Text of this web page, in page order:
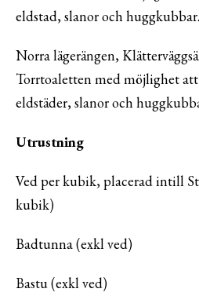
eldstad, slanor och huggkubbar.
Norra lägerängen,
Torrtoaletten med möjlighet att
eldstäder, slanor och
Utrustning
Ved per kubik, placerad intill
kubik)
Badtunna (exkl ved)
Bastu (exkl ved)